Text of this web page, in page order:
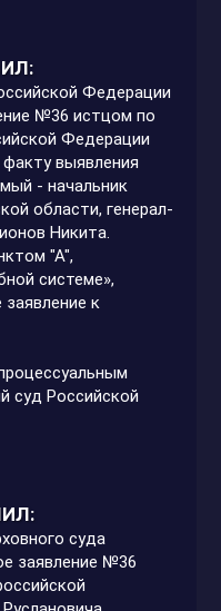
Федерации
№36 истцом по
Федерации
выявления
- начальник
области, генерал-
Никита.
"А",
системе»,
к
суд Российской
суда
заявление №36